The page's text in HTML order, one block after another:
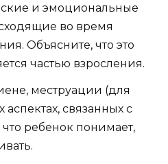
и эмоциональные
во время
Объясните, что это
частью взросления.
меструации (для
связанных с
ребенок понимает,